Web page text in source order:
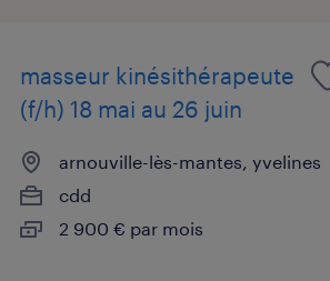
masseur kinésithérapeute
(f/h) 18 mai au 26 juin
arnouville-lès-mantes, yvelines
cdd
2 900 € par mois